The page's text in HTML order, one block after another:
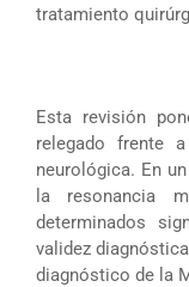
tratamiento
Esta revisión
relegado frente
neurológica. En
la resonancia
determinados
validez
diagnóstico de la